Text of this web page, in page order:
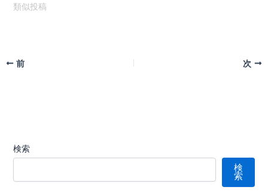
類似投稿
前 次
検索
検
索